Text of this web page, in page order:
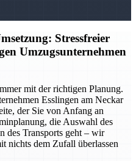
Stressfreier
Umzugsunternehmen
mit der richtigen Planung.
Esslingen am Neckar
der Sie von Anfang an
die Auswahl des
des Transports geht – wir
nichts dem Zufall überlassen